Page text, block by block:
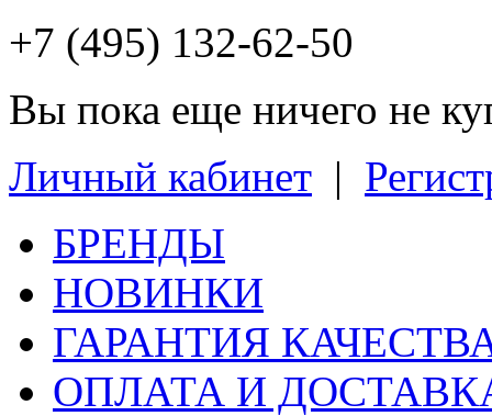
+7 (495) 132-62-50
Вы пока еще ничего не
Личный кабинет |
БРЕНДЫ
НОВИНКИ
ГАРАНТИЯ
ОПЛАТА И